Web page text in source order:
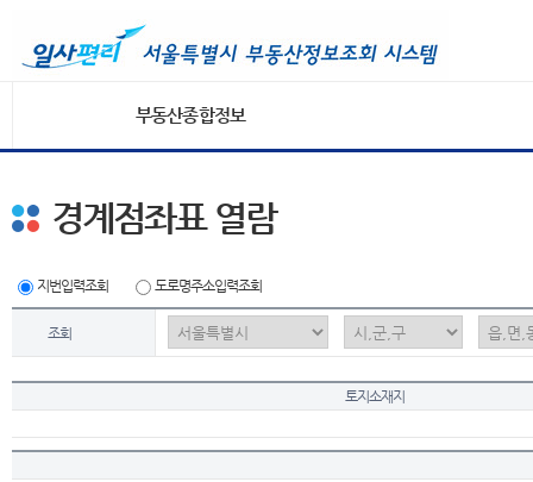
부동산종합정보
경계점좌표 열람
지번입력조회 도로명주소입력조회
조회
토지소재지